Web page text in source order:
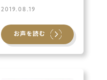
2019.08.19
お声を読む